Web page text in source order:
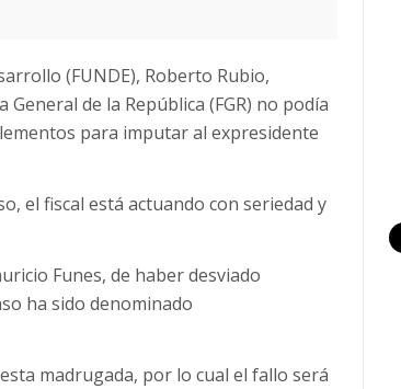
(FUNDE), Roberto Rubio,
de la República (FGR) no podía
para imputar al expresidente
el fiscal está actuando con seriedad y
Funes, de haber desviado
ha sido denominado
madrugada, por lo cual el fallo será